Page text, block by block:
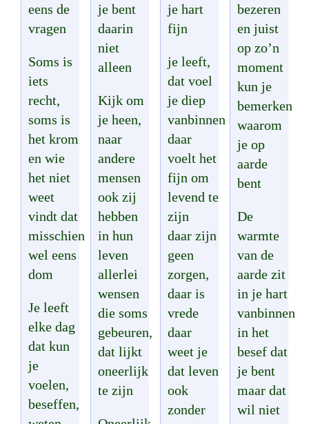
eens de
vragen
Soms is
iets
recht,
soms is
het krom
en wie
het niet
weet
vindt dat
misschien
wel eens
dom
Je leeft
elke dag
dat kun
je
voelen,
beseffen,
je bent
daarin
niet
alleen
Kijk om
je heen,
naar
andere
mensen
ook zij
hebben
in hun
leven
allerlei
wensen
die soms
gebeuren,
dat lijkt
oneerlijk
te zijn
je hart
fijn
je leeft,
dat voel
je diep
vanbinnen
daar
voelt het
fijn om
levend te
zijn
daar zijn
geen
zorgen,
daar is
vrede
daar
weet je
dat leven
ook
zonder
bezeren
en juist
op zo’n
moment
kun je
bemerken
waarom
je op
aarde
bent
De
warmte
van de
aarde zit
in je hart
vanbinnen
in het
besef dat
je bent
maar dat
wil niet